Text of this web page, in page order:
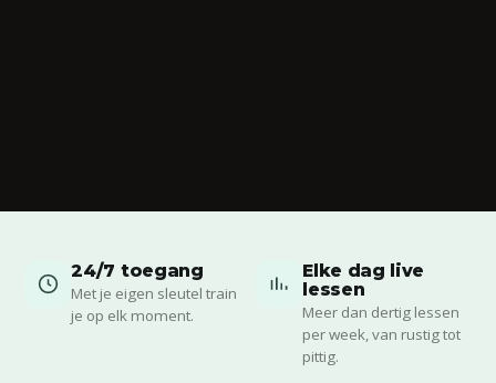
24/7 toegang
Met je eigen sleutel train
je op elk moment.
Elke dag live
lessen
Meer dan dertig lessen
per week, van rustig tot
pittig.